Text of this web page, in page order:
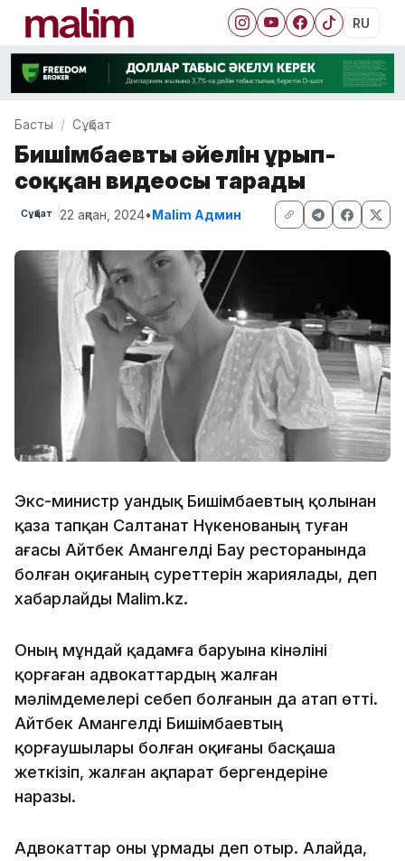
RU
Басты Сұқбат
Бишімбаевтың әйелін ұрып-
соққан видеосы тарады
Сұқбат 22 ақпан, 2024•Malim Админ
Экс-министр Қуандық Бишімбаевтың қолынан
қаза тапқан Салтанат Нүкенованың туған
ағасы Айтбек Амангелді Бау ресторанында
болған оқиғаның суреттерін жариялады, деп
хабарлайды Malim.kz.
Оның мұндай қадамға баруына кінәліні
қорғаған адвокаттардың жалған
мәлімдемелері себеп болғанын да атап өтті.
Айтбек Амангелді Бишімбаевтың
қорғаушылары болған оқиғаны басқаша
жеткізіп, жалған ақпарат бергендеріне
наразы.
Адвокаттар оны ұрмады деп отыр. Алайда,